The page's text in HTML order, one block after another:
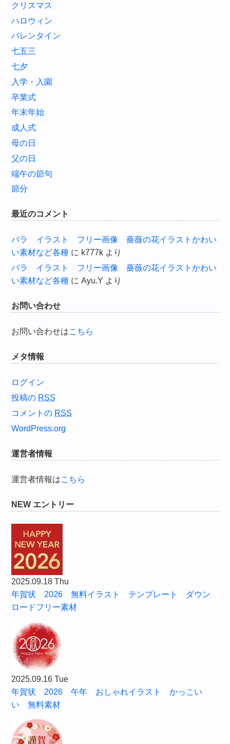
クリスマス
ハロウィン
バレンタイン
七五三
七夕
入学・入園
卒業式
年末年始
成人式
母の日
父の日
端午の節句
節分
最近のコメント
バラ イラスト フリー画像 薔薇の花イラストかわい
い素材など各種 に k777k より
バラ イラスト フリー画像 薔薇の花イラストかわい
い素材など各種 にAyu.Y より
お問い合わせ
お問い合わせはこちら
メタ情報
ログイン
投稿の RSS
コメントの RSS
WordPress.org
運営者情報
運営者情報はこちら
NEW エントリー
2025.09.18 Thu
年賀状 2026 無料イラスト テンプレート ダウン
ロードフリー素材
2025.09.16 Tue
年賀状 2026 午年 おしゃれイラスト かっこい
い 無料素材